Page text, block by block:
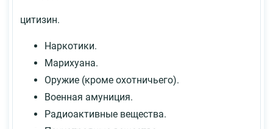
цитизин.
Наркотики.
Марихуана.
Оружие (кроме охотничьего).
Военная амуниция.
Радиоактивные вещества.